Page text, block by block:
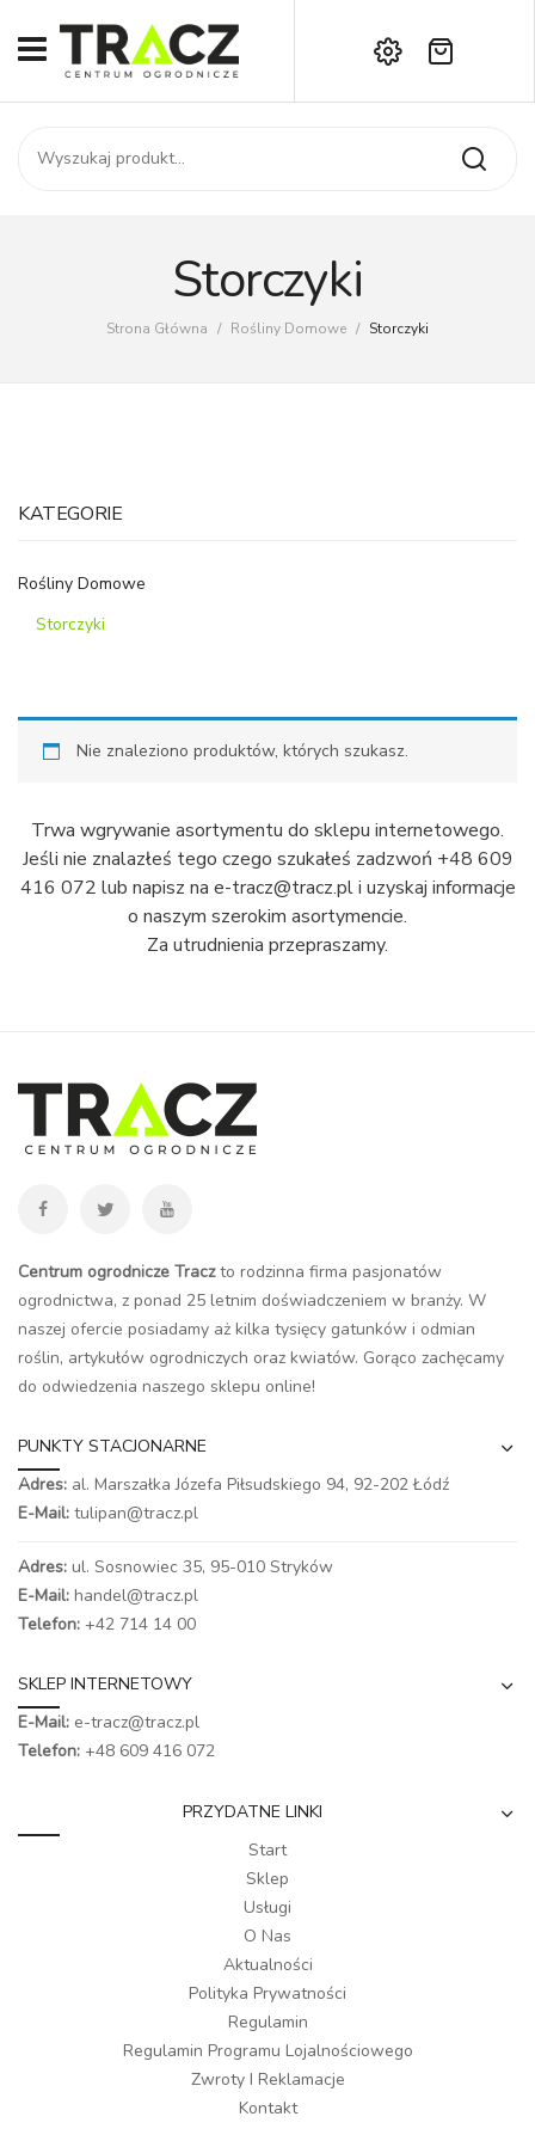
START
SKLEP
Kontakt
Brak produktów w koszyku.
Storczyki
Strona Główna / Rośliny Domowe / Storczyki
KATEGORIE
Rośliny Domowe
Storczyki
Nie znaleziono produktów, których szukasz.
Trwa wgrywanie asortymentu do sklepu internetowego.
Jeśli nie znalazłeś tego czego szukałeś zadzwoń +48 609
416 072 lub napisz na e-tracz@tracz.pl i uzyskaj informacje
o naszym szerokim asortymencie.
Za utrudnienia przepraszamy.
Centrum ogrodnicze Traczto rodzinna firma pasjonatów
ogrodnictwa, z ponad 25 letnim doświadczeniem w branży. W
naszej ofercie posiadamy aż kilka tysięcy gatunków i odmian
roślin, artykułów ogrodniczych oraz kwiatów. Gorąco zachęcamy
do odwiedzenia naszego sklepu online!
PUNKTY STACJONARNE
Adres: al. Marszałka Józefa Piłsudskiego 94, 92-202 Łódź
E-Mail: tulipan@tracz.pl
Adres: ul. Sosnowiec 35, 95-010 Stryków
E-Mail: handel@tracz.pl
Telefon: +42 714 14 00
SKLEP INTERNETOWY
E-Mail: e-tracz@tracz.pl
Telefon: +48 609 416 072
PRZYDATNE LINKI
Start
Sklep
Usługi
O Nas
Aktualności
Polityka Prywatności
Regulamin
Regulamin Programu Lojalnościowego
Zwroty I Reklamacje
Kontakt